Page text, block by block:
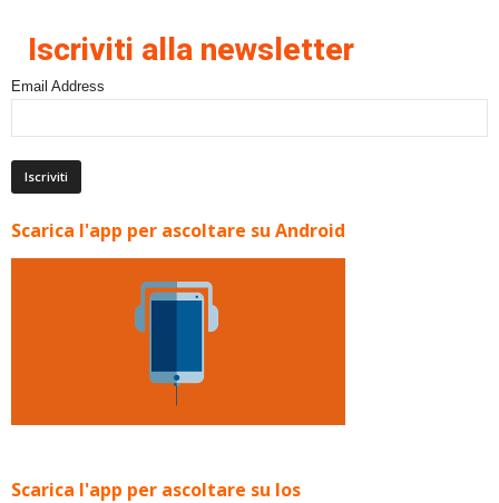
Iscriviti alla newsletter
Email Address
Scarica l'app per ascoltare su Android
Scarica l'app per ascoltare su Ios